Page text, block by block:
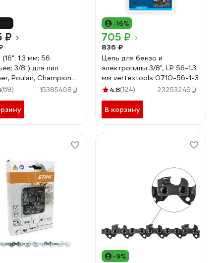
₽
1.3 мм; 56
3/8") для пил
Poulan, Champion
16 Rezer PS-9-
(69) 15385408
-16%
705 ₽
836 ₽
Цепь для бензо и
электропилы 3/8", LP 56-1.3
мм vertextools 0710-56-1-3
4.8(124) 23253249
В корзину
-9%